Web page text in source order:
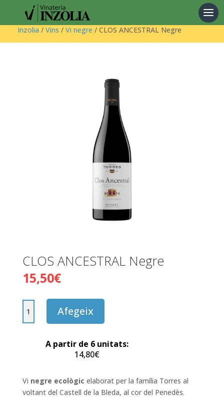
Products
search
Inzolia / Vins / Vi negre / CLOS ANCESTRAL Negre
CLOS ANCESTRAL Negre
15,50€
de
ANCESTRAL
Afegeix
A partir de 6 unitats:
14,80€
Vi negre ecològic elaborat per la família Torres al
voltant del Castell de la Bleda, al cor del Penedès.